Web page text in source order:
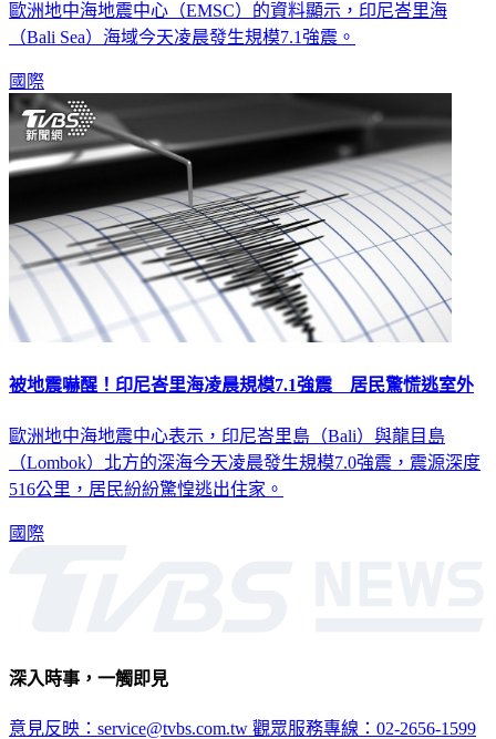
歐洲地中海地震中心（EMSC）的資料顯示，印尼峇里海
（Bali Sea）海域今天凌晨發生規模7.1強震。
國際
被地震嚇醒！印尼峇里海凌晨規模7.1強震 居民驚慌逃室外
歐洲地中海地震中心表示，印尼峇里島（Bali）與龍目島
（Lombok）北方的深海今天凌晨發生規模7.0強震，震源深度
516公里，居民紛紛驚惶逃出住家。
國際
深入時事，一觸即見
意見反映：service@tvbs.com.tw 觀眾服務專線：02-2656-1599